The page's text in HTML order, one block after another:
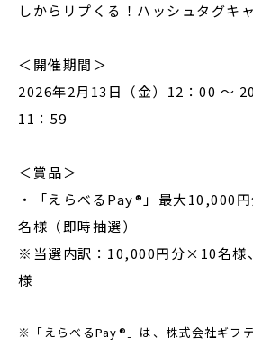
しからリプくる！ハッシュタグキ
＜開催期間＞
2026年2月13日（金）12：00 ～
11：59
＜賞品＞
・「えらべるPay®」最大10,000
名様（即時抽選）
※当選内訳：10,000円分×10名様
様
※「えらべるPay®」は、株式会社ギフ